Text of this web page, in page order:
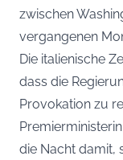
zwischen
vergangenen
Die italienische
dass die
Provokation zu
die Nacht damit,